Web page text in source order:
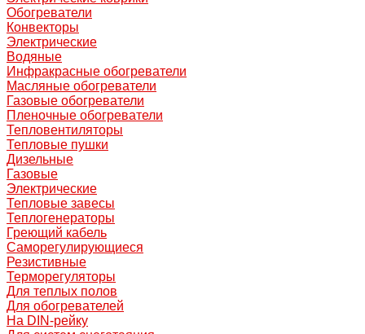
Обогреватели
Конвекторы
Электрические
Водяные
Инфракрасные обогреватели
Масляные обогреватели
Газовые обогреватели
Пленочные обогреватели
Тепловентиляторы
Тепловые пушки
Дизельные
Газовые
Электрические
Тепловые завесы
Теплогенераторы
Греющий кабель
Саморегулирующиеся
Резистивные
Терморегуляторы
Для теплых полов
Для обогревателей
На DIN-рейку